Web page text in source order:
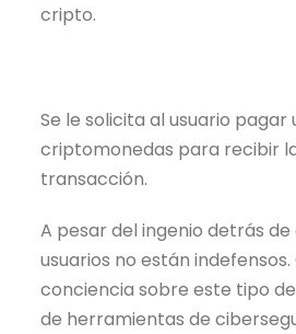
cripto.
Se le solicita al usuario pagar
criptomonedas para recibir
transacción.
A pesar del ingenio detrás
usuarios no están
conciencia sobre este tipo
de herramientas de